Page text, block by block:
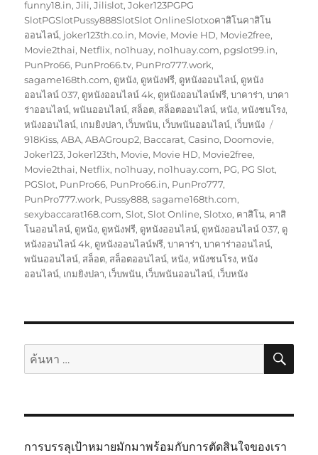
เมื่อ หมู่
funny18.in,Jili,Jilislot,Joker123PGPG
SlotPGSlotPussy888SlotSlot OnlineSlotxoคาสิโนคาสิโน
ออนไลน์, joker123th.co.in, Movie, Movie HD, Movie2free,
Movie2thai, Netflix, no1huay, no1huay.com, pgslot99.in,
PunPro66, PunPro66.tv, PunPro777.work,
sagame168th.com, ดูหนัง, ดูหนังฟรี, ดูหนังออนไลน์, ดูหนัง
ออนไลน์ 037, ดูหนังออนไลน์ 4k, ดูหนังออนไลน์ฟรี,บาคาร่า,บาคา
ร่าออนไลน์,พนันออนไลน์, สล็อต, สล็อตออนไลน์,หนัง,หนังชนโรง,
หนังออนไลน์, เกมยิงปลา, เว็บพนัน, เว็บพนันออนไลน์, เว็บหนัง
918Kiss,ABA,ABAGroup2, Baccarat,Casino, Doomovie,
Joker123,Joker123th, Movie, Movie HD, Movie2free,
Movie2thai, Netflix, no1huay, no1huay.com, PG, PG Slot,
PGSlot, PunPro66, PunPro66.in, PunPro777,
PunPro777.work, Pussy888,sagame168th.com,
sexybaccarat168.com,Slot,Slot Online,Slotxo, คาสิโน, คาสิ
โนออนไลน์, ดูหนัง, ดูหนังฟรี, ดูหนังออนไลน์, ดูหนังออนไลน์ 037, ดู
หนังออนไลน์ 4k, ดูหนังออนไลน์ฟรี,บาคาร่า,บาคาร่าออนไลน์,
พนันออนไลน์, สล็อต, สล็อตออนไลน์,หนัง,หนังชนโรง,หนัง
ออนไลน์, เกมยิงปลา, เว็บพนัน, เว็บพนันออนไลน์, เว็บหนัง
ค้นหา: ค้น
การบรรลุเป้าหมายมักมาพร้อมกับการตัดสินใจของเรา